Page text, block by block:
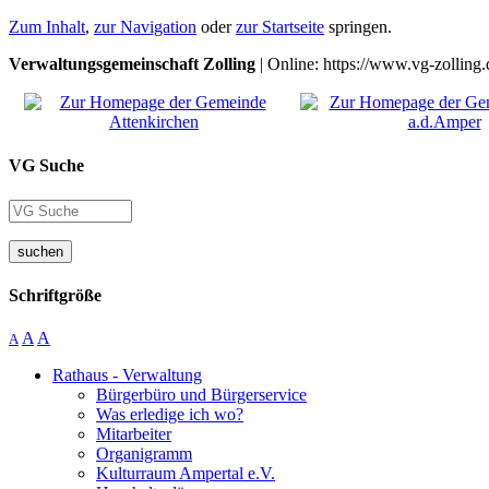
Zum Inhalt, zur Navigation oderzur Startseite springen.
Verwaltungsgemeinschaft Zolling | Online: https://www.vg-
VG Suche
suchen
Schriftgröße
A A A
Rathaus - Verwaltung
Bürgerbüro und Bürgerservice
Was erledige ich wo?
Mitarbeiter
Organigramm
Kulturraum Ampertal e.V.